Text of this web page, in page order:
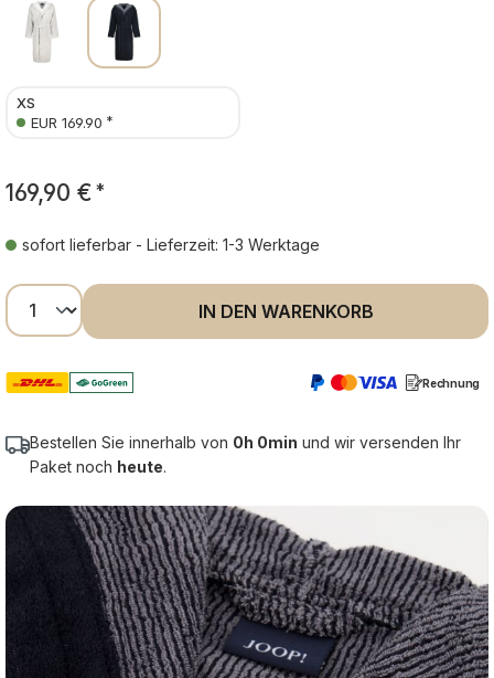
XS
EUR 169.90 *
169,90 € *
sofort lieferbar - Lieferzeit: 1-3 Werktage
Produkt Anzahl: Gib den gewünschten
IN DEN WARENKORB
Rechnung
Bestellen Sie innerhalb von 0h 0min und wir versenden Ihr
Paket noch heute.